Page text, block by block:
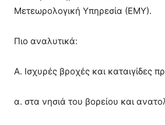
Μετεωρολογική Υπηρεσία (ΕΜΥ).
Πιο αναλυτικά:
Α. Ισχυρές βροχές και καταιγίδες
α. στα νησιά του βορείου και